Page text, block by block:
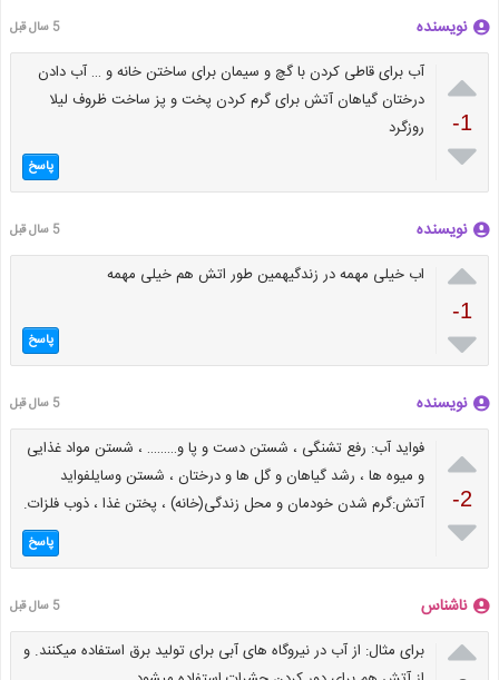
نویسنده 5 سال قبل

-1

آب برای قاطی کردن با گچ و سیمان برای ساختن خانه و … آب دادن
درختان گیاهان آتش برای گرم کردن پخت و پز ساخت ظروف لیلا
روزگرد
پاسخ
نویسنده 5 سال قبل

-1

اب خیلی مهمه در زندگیهمین طور اتش هم خیلی مهمه
پاسخ
نویسنده 5 سال قبل

-2

فواید آب: رفع تشنگی ، شستن دست و پا و……… ، شستن مواد غذایی
و میوه ها ، رشد گیاهان و گل ها و درختان ، شستن وسایلفواید
آتش:گرم شدن خودمان و محل زندگی(خانه) ، پختن غذا ، ذوب فلزات.
پاسخ
ناشناس 5 سال قبل

برای مثال: از آب در نیروگاه های آبی برای تولید برق استفاده میکنند. و